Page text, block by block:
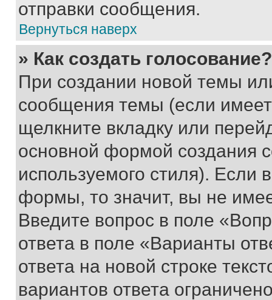
отправки сообщения.
Вернуться наверх
» Как создать голосование?
При создании новой темы
сообщения темы (если
щелкните вкладку или
основной формой создания
используемого стиля). Если
формы, то значит, вы не
Введите вопрос в поле
ответа в поле «Варианты
ответа на новой строке
вариантов ответа